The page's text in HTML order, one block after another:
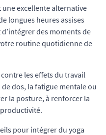
une excellente alternative
longues heures assises
des moments de
routine quotidienne de
les effets du travail
dos, la fatigue mentale ou
la posture, à renforcer la
pour intégrer du yoga